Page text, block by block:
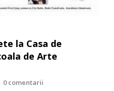
la Casa de
de Arte
0 comentarii